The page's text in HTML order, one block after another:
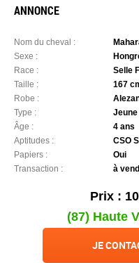
ANNONCE
Nom du cheval :
Sexe :
Race :
Selle
Taille :
167
Robe :
Type :
Âge :
4 ans
Aptitudes :
CSO
Papiers :
Oui
Transaction :
à
Prix :
(87) Haute
JE